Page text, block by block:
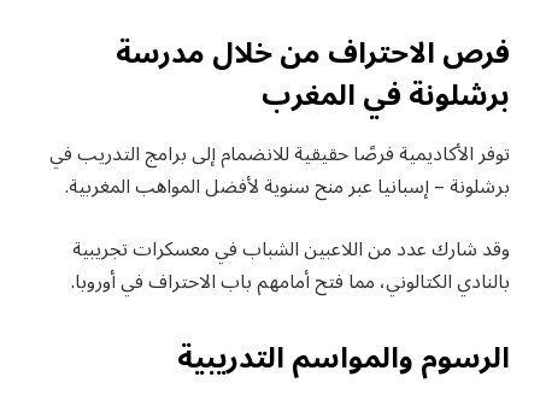
فرص الاحتراف من خلال مدرسة
برشلونة في المغرب
توفر الأكاديمية فرصًا حقيقية للانضمام إلى برامج التدريب في
برشلونة – إسبانيا عبر منح سنوية لأفضل المواهب المغربية.
وقد شارك عدد من اللاعبين الشباب في معسكرات تجريبية
بالنادي الكتالوني، مما فتح أمامهم باب الاحتراف في أوروبا.
الرسوم والمواسم التدريبية